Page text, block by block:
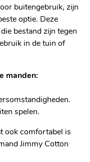
buitengebruik, zijn
optie. Deze
bestand zijn tegen
in de tuin of
manden:
spelen.
ook comfortabel is
Jimmy Cotton